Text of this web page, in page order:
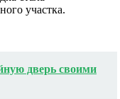
участка.
дверь своими